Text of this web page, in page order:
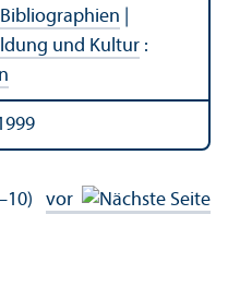
und Kultur :
vor